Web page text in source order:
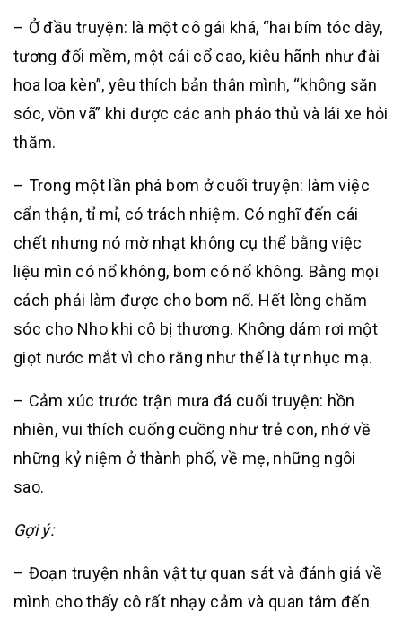
– Ở đầu truyện: là một cô gái khá, “hai bím tóc dày,
tương đối mềm, một cái cổ cao, kiêu hãnh như đài
hoa loa kèn”, yêu thích bản thân mình, “không săn
sóc, vồn vã” khi được các anh pháo thủ và lái xe hỏi
thăm.
– Trong một lần phá bom ở cuối truyện: làm việc
cẩn thận, tỉ mỉ, có trách nhiệm. Có nghĩ đến cái
chết nhưng nó mờ nhạt không cụ thể bằng việc
liệu mìn có nổ không, bom có nổ không. Bằng mọi
cách phải làm được cho bom nổ. Hết lòng chăm
sóc cho Nho khi cô bị thương. Không dám rơi một
giọt nước mắt vì cho rằng như thế là tự nhục mạ.
– Cảm xúc trước trận mưa đá cuối truyện: hồn
nhiên, vui thích cuống cuồng như trẻ con, nhớ về
những kỷ niệm ở thành phố, về mẹ, những ngôi
sao.
Gợi ý:
– Đoạn truyện nhân vật tự quan sát và đánh giá về
mình cho thấy cô rất nhạy cảm và quan tâm đến